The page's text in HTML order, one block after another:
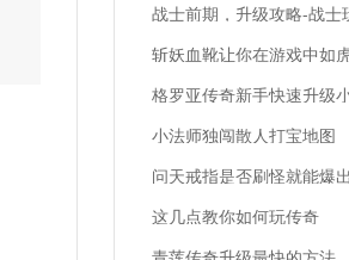
战士前期，升级攻略-战士
斩妖血靴让你在游戏中如
格罗亚传奇新手快速升级
小法师独闯散人打宝地图
问天戒指是否刷怪就能爆出
这几点教你如何玩传奇